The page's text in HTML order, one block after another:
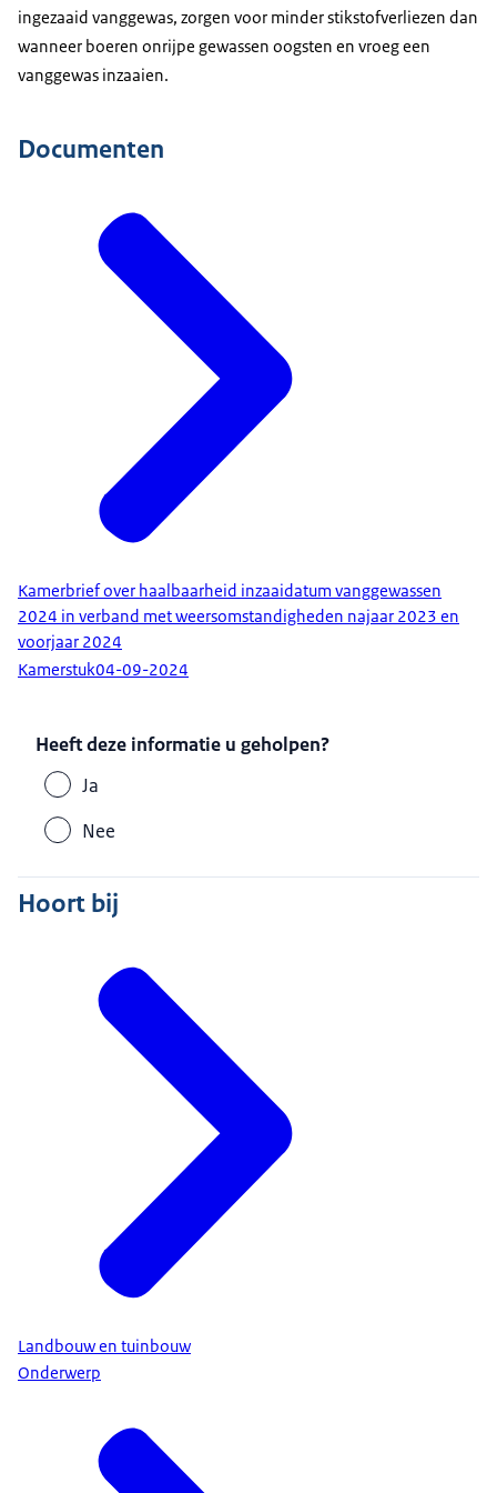
ingezaaid vanggewas, zorgen voor minder stikstofverliezen dan
wanneer boeren onrijpe gewassen oogsten en vroeg een
vanggewas inzaaien.
Documenten
Kamerbrief over haalbaarheid inzaaidatum vanggewassen
2024 in verband met weersomstandigheden najaar 2023 en
voorjaar 2024
Kamerstuk04-09-2024
Heeft deze informatie u geholpen?
Ja
Nee
Hoort bij
Landbouw en tuinbouw
Onderwerp